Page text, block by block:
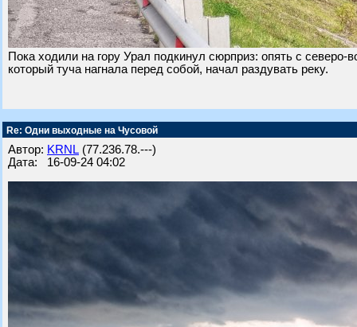
Пока ходили на гору Урал подкинул сюрприз: опять с
который туча нагнала перед собой, начал раздувать реку.
Re: Одни выходные на Чусовой
Автор: KRNL (77.236.78.---)
Дата: 16-09-24 04:02